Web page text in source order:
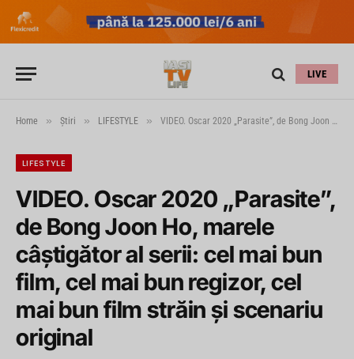
LIVE
Home » Știri » LIFESTYLE » VIDEO. Oscar 2020 „Parasite”, de Bong Joon Ho, marele câștigător al serii: cel mai bun film, cel mai bun regizor, cel mai bun film străin și scenariu original
LIFESTYLE
VIDEO. Oscar 2020 „Parasite”,
de Bong Joon Ho, marele
câștigător al serii: cel mai bun
film, cel mai bun regizor, cel
mai bun film străin și scenariu
original